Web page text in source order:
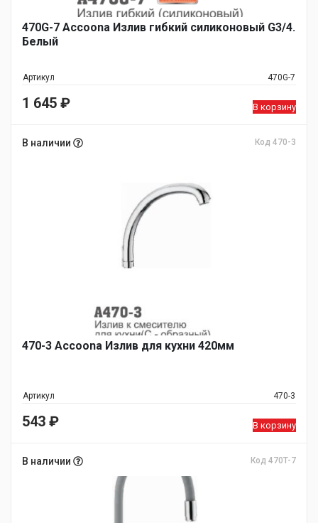
470G-7 Accoona Излив гибкий силиконовый G3/4.
Белый
Артикул 470G-7
1 645 ₽ В корзину
В наличии Код 470-3
470-3 Accoona Излив для кухни 420мм
Артикул 470-3
543 ₽ В корзину
В наличии Код 470T-7